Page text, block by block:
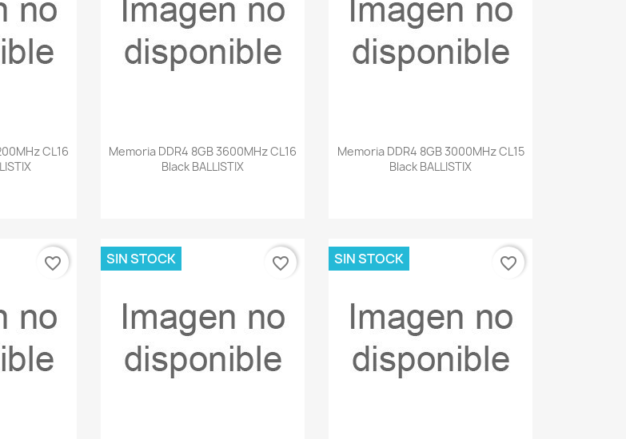
CL16
Vista rápida
Memoria DDR4 8GB 3600MHz CL16
Black BALLISTIX
Vista rápida
Memoria DDR4 8GB 3000MHz CL15
Black BALLISTIX
favorite_border SIN STOCK favorite_border SIN STOCK favorite_border